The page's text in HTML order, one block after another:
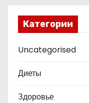
Категории
Uncategorised
Диеты
Здоровье